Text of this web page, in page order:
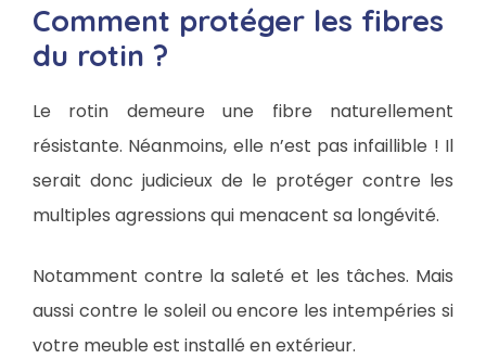
Comment protéger les fibres
du rotin ?
Le rotin demeure une fibre naturellement
résistante. Néanmoins, elle n’est pas infaillible ! Il
serait donc judicieux de le protéger contre les
multiples agressions qui menacent sa longévité.
Notamment contre la saleté et les tâches. Mais
aussi contre le soleil ou encore les intempéries si
votre meuble est installé en extérieur.